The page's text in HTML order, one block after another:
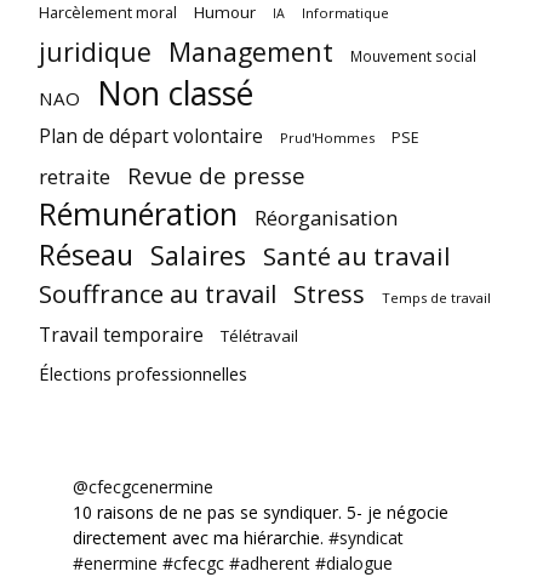
Harcèlement moral Humour IA Informatique
juridique Management Mouvement social
NAO Non classé
Plan de départ volontaire Prud'Hommes PSE
retraite Revue de presse
Rémunération Réorganisation
Réseau Salaires Santé au travail
Souffrance au travail Stress Temps de travail
Travail temporaire Télétravail
Élections professionnelles
@cfecgcenermine
10 raisons de ne pas se syndiquer. 5- je négocie
directement avec ma hiérarchie. #syndicat
#enermine #cfecgc #adherent #dialogue